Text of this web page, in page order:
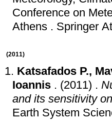
Conference on
Athens . Springer
(2011)
Katsafados P.,
Ioannis . (2011) .
and its sensitivity
Earth System